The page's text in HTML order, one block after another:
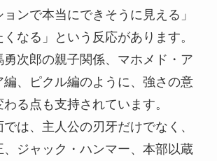
ンで本当にできそうに見える」
くなる」という反応があります。
次郎の親子関係、マホメド・ア
編、ピクル編のように、強さの意
る点も支持されています。
は、主人公の刃牙だけでなく、
ジャック・ハンマー、本部以蔵